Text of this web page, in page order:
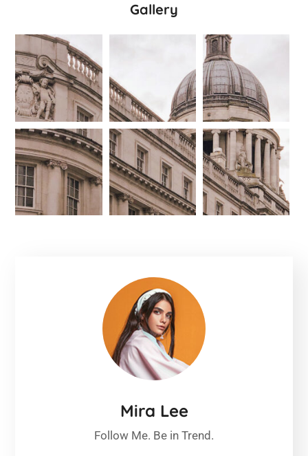
Gallery
Mira Lee
Follow Me. Be in Trend.